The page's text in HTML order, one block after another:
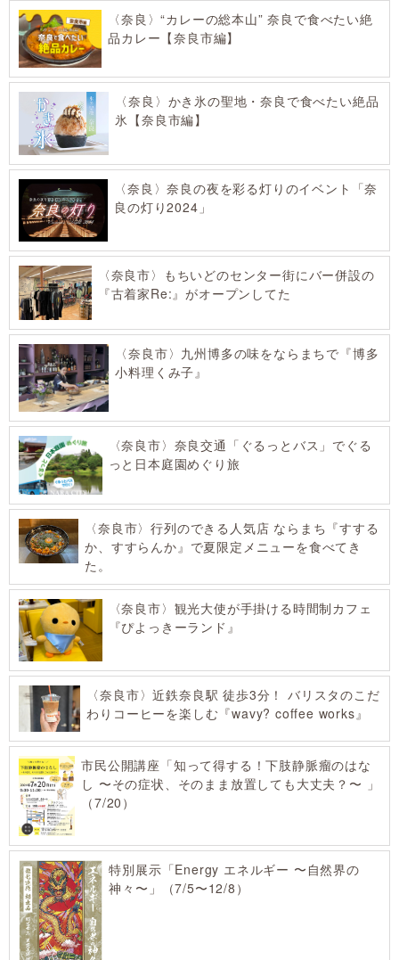
〈奈良〉“カレーの総本山” 奈良で食べたい絶
品カレー【奈良市編】
〈奈良〉かき氷の聖地・奈良で食べたい絶品
氷【奈良市編】
〈奈良〉奈良の夜を彩る灯りのイベント「奈
良の灯り2024」
〈奈良市〉もちいどのセンター街にバー併設の
『古着家Re:』がオープンしてた
〈奈良市〉九州博多の味をならまちで『博多
小料理くみ子』
〈奈良市〉奈良交通「ぐるっとバス」でぐる
っと日本庭園めぐり旅
〈奈良市〉行列のできる人気店 ならまち『すする
か、すすらんか』で夏限定メニューを食べてき
た。
〈奈良市〉観光大使が手掛ける時間制カフェ
『ぴよっきーランド』
〈奈良市〉近鉄奈良駅 徒歩3分！ バリスタのこだ
わりコーヒーを楽しむ『wavy? coffee works』
市民公開講座「知って得する！下肢静脈瘤のはな
し 〜その症状、そのまま放置しても大丈夫？〜 」
（7/20）
特別展示「Energy エネルギー 〜自然界の
神々〜」（7/5〜12/8）